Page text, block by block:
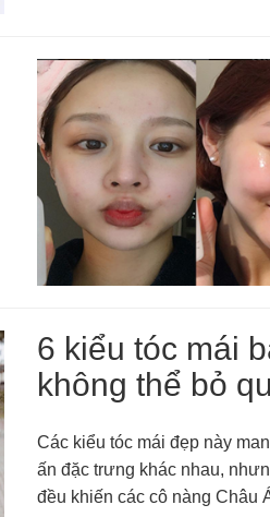
bước dưỡng sau đó.
6 kiểu tóc mái
không thể bỏ
Các kiểu tóc mái đẹp này
ấn đặc trưng khác nhau,
đều khiến các cô nàng Châu